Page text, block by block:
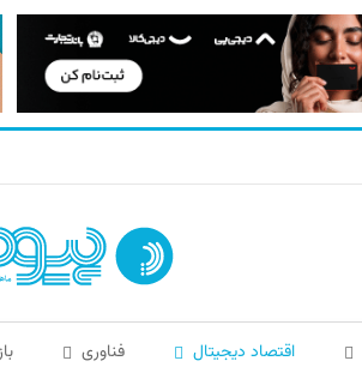
اقتصاد دیجیتال فناوری